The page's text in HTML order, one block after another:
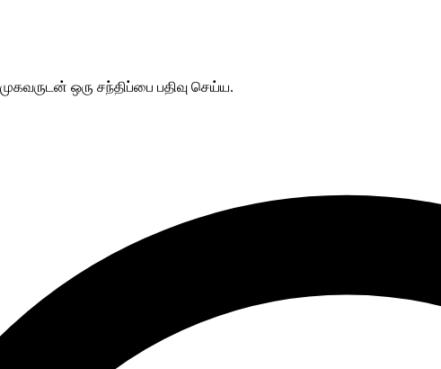
முகவருடன் ஒரு சந்திப்பை பதிவு செய்ய.